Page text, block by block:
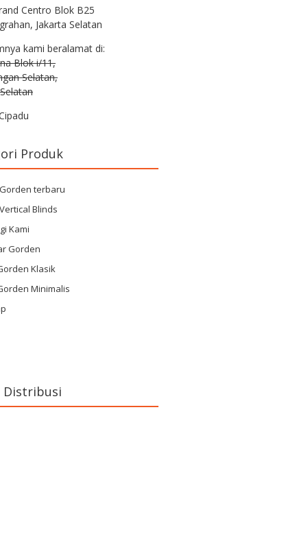
Centro Blok B25
Jakarta Selatan
kami beralamat di:
Blok i/11,
Selatan,
Produk
terbaru
Blinds
Kami
Gorden
Klasik
Minimalis
Distribusi